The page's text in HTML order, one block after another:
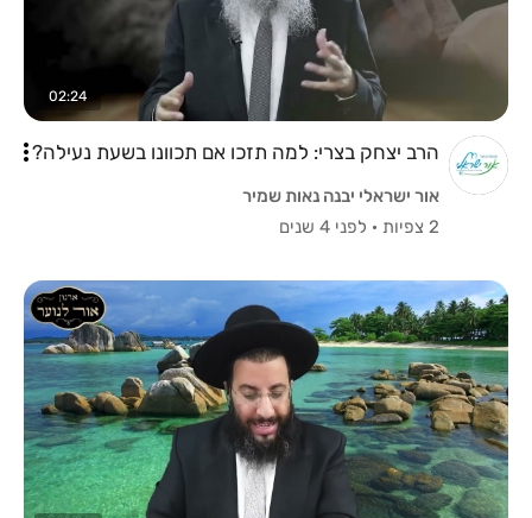
02:24
הרב יצחק בצרי: למה תזכו אם תכוונו בשעת נעילה?
אור ישראלי יבנה נאות שמיר
2 צפיות
· לפני 4 שנים